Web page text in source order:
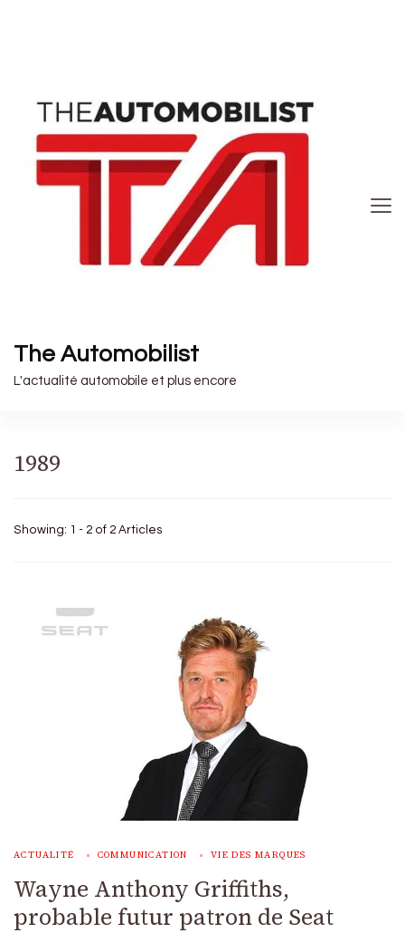
The Automobilist
L'actualité automobile et plus encore
1989
Showing: 1 - 2 of 2 Articles
ACTUALITÉ COMMUNICATION VIE DES MARQUES
Wayne Anthony Griffiths,
probable futur patron de Seat